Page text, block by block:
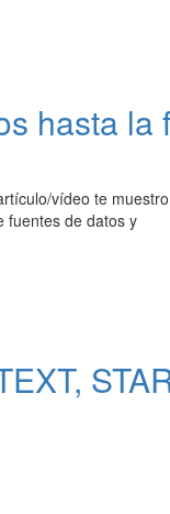
hasta la
vídeo te
fuentes de datos y